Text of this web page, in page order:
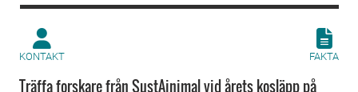
KONTAKT FAKTA
Träffa forskare från SustAinimal vid årets kosläpp på